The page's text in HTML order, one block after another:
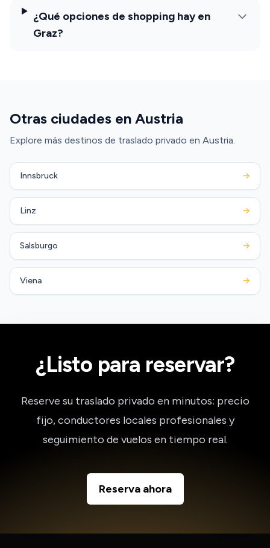
¿Qué opciones de shopping hay en
Graz?
Otras ciudades en Austria
Explore más destinos de traslado privado en Austria.
Innsbruck →
Linz →
Salsburgo →
Viena →
¿Listo para reservar?
Reserve su traslado privado en minutos: precio
fijo, conductores locales profesionales y
seguimiento de vuelos en tiempo real.
Reserva ahora